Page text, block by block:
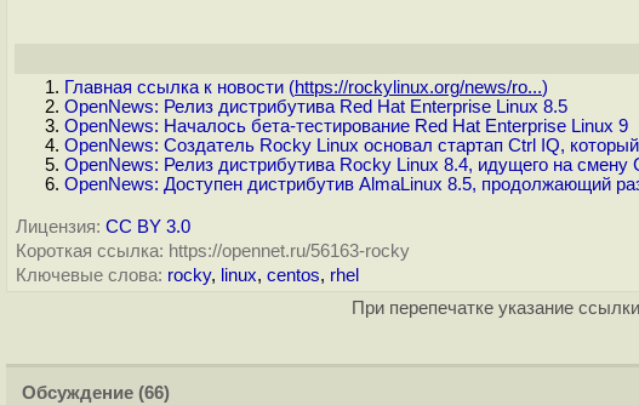
Главная ссылка к новости (https://rockylinux.org/news/ro...)
OpenNews: Релиз дистрибутива Red Hat Enterprise Linux 8.5
OpenNews: Началось бета-тестирование Red Hat Enterprise Linux 9
OpenNews: Создатель Rocky Linux основал стартап Ctrl IQ,
OpenNews: Релиз дистрибутива Rocky Linux 8.4, идущего на смену
OpenNews: Доступен дистрибутив AlmaLinux 8.5, продолжающий
Лицензия: CC BY 3.0
Короткая ссылка: https://opennet.ru/56163-rocky
Ключевые слова: rocky, linux, centos, rhel
При перепечатке указание
Обсуждение (66)